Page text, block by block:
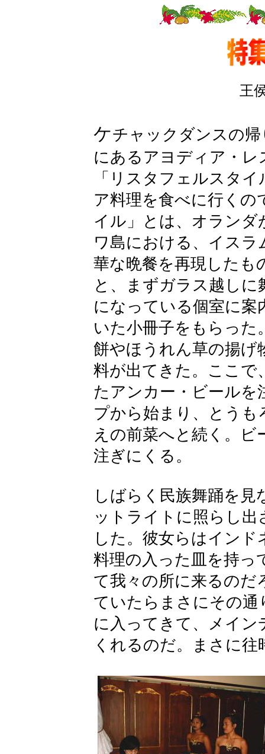
王
ケチャックダンスの
にあるアヨディア・
「リスタフェルスタ
ア料理を食べに行く
イル」とは、オランダ
ワ島における、イス
華な晩餐を再現したも
と、まずガラス越しに
になっている個室に案
いた小冊子をもらった
餅やほうれん草の揚げ
料が出てきた。ここで
たアンカー・ビールを
プから始まり、とう
えの前菜へと続く。
注ぎにくる。
しばらく民族舞踊を
ットライトに照らし出
した。彼女らはインド
料理の入った皿を持っ
て我々の所に来るのだ
ていたらまさにその通
に入ってきて、
メイン
くれるのだ。まさに